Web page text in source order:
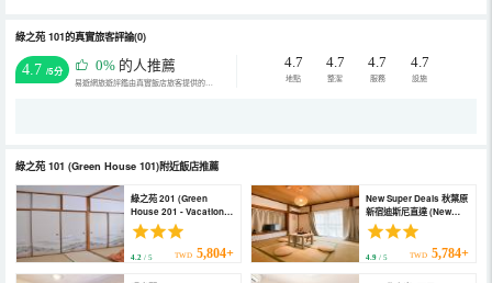
綠之苑 101的真實旅客評論(0)
4.7 /5分 0% 的人推薦
易遊網旅遊評鑑由真實飯店旅客提供的評鑑。
4.7
地點
4.7
整潔
4.7
服務
4.7
設施
綠之苑 101 (Green House 101)附近飯店推薦
綠之苑 201 (Green
House 201 - Vacation
Stay 28288V)
4.2 / 5 TWD 5,804+
New Super Deals 秋葉原
新宿迪斯尼直達 (New
Super Deals Now
Available Direct
Access to Akihabara
4.9/ 5 TWD 5,784+